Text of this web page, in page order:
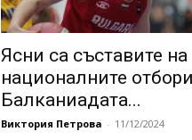
Ясни са съставите на
националните
Балканиадата...
Виктория Петрова - 11/12/2024